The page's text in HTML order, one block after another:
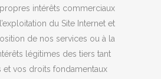
intérêts commerciaux
du Site Internet et
de nos services ou à la
légitimes des tiers tant
et vos droits fondamentaux